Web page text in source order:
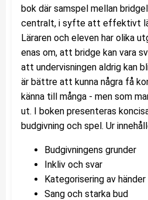
bok där samspel mellan
centralt, i syfte att effektivt
Läraren och eleven har olika
enas om, att bridge kan vara
att undervisningen aldrig kan
är bättre att kunna några få
känna till många - men som
ut. I boken presenteras
budgivning och spel. Ur
Budgivningens grunder
Inkliv och svar
Kategorisering av händer
Sang och starka bud